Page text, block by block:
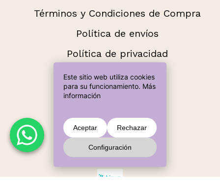
60,00 € para envío gratuito.
Subtotal:
Ver Carrito Finalizar Compra
Términos y Condiciones de Compra
Política de envíos
Política de privacidad
Este sitio web utiliza cookies
para su funcionamiento. Más
información
Aceptar Rechazar
Configuración